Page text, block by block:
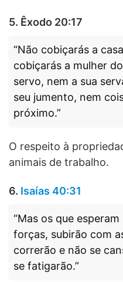
5. Êxodo 20:17
“Não cobiçarás a
cobiçarás a mulher
servo, nem a sua
seu jumento, nem
próximo.”
O respeito à
animais de trabalho.
6. Isaías 40:31
“Mas os que
forças, subirão com
correrão e não se
se fatigarão.”